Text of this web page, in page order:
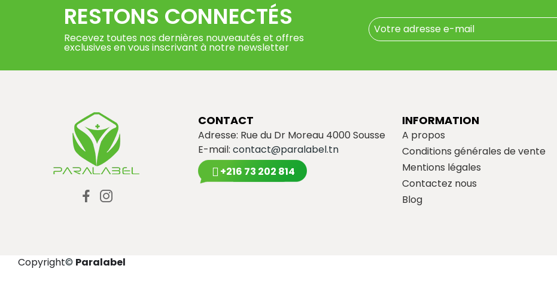
RESTONS CONNECTÉS
Recevez toutes nos dernières nouveautés et offres
exclusives en vous inscrivant à notre newsletter
CONTACT
Adresse: Rue du Dr Moreau 4000 Sousse
E-mail: contact@paralabel.tn
+216 73 202 814
INFORMATION
A propos
Conditions générales de vente
Mentions légales
Contactez nous
Blog
Copyright© Paralabel